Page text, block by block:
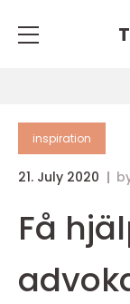
inspiration
21. July 2020
Få